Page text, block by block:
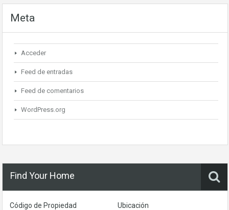
Meta
Acceder
Feed de entradas
Feed de comentarios
WordPress.org
Find Your Home
Código de Propiedad Ubicación